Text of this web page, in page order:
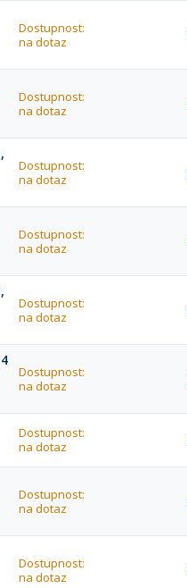
Dostupnost:
na dotaz
Dostupnost:
na dotaz
Dostupnost:
na dotaz
Dostupnost:
na dotaz
Dostupnost:
na dotaz
Dostupnost:
na dotaz
Dostupnost:
na dotaz
Dostupnost:
na dotaz
Dostupnost:
na dotaz